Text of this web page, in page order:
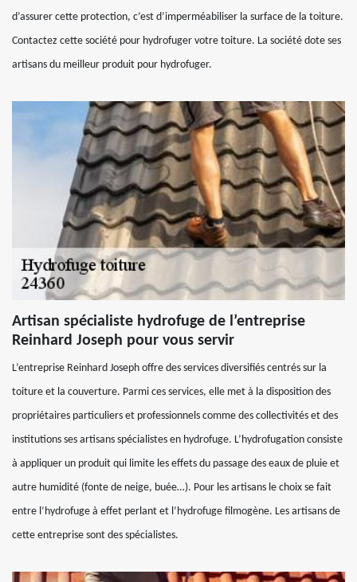
d’assurer cette protection, c’est d’imperméabiliser la surface de la toiture.
Contactez cette société pour hydrofuger votre toiture. La société dote ses
artisans du meilleur produit pour hydrofuger.
Artisan spécialiste hydrofuge de l’entreprise
Reinhard Joseph pour vous servir
L’entreprise Reinhard Joseph offre des services diversifiés centrés sur la
toiture et la couverture. Parmi ces services, elle met à la disposition des
propriétaires particuliers et professionnels comme des collectivités et des
institutions ses artisans spécialistes en hydrofuge. L’hydrofugation consiste
à appliquer un produit qui limite les effets du passage des eaux de pluie et
autre humidité (fonte de neige, buée…). Pour les artisans le choix se fait
entre l’hydrofuge à effet perlant et l’hydrofuge filmogène. Les artisans de
cette entreprise sont des spécialistes.